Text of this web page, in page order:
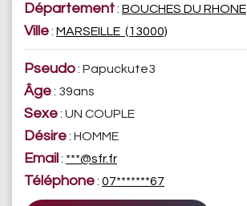
Département: BOUCHES DU RHONE
Ville: MARSEILLE (13000)
Pseudo: Papuckute3
Âge: 39ans
Sexe: UN COUPLE
Désire: HOMME
Email: ***@sfr.fr
Téléphone: 07*******67